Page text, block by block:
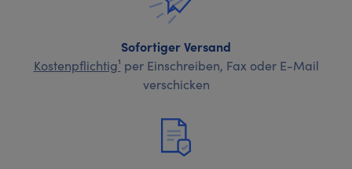
Sofortiger Versand
Kostenpflichtig¹ per Einschreiben, Fax oder E-Mail
verschicken